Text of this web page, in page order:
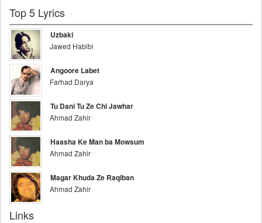
Top 5 Lyrics
Uzbaki
Jawed Habibi
Angoore Labet
Farhad Darya
Tu Dani Tu Ze Chi Jawhar
Ahmad Zahir
Haasha Ke Man ba Mowsum
Ahmad Zahir
Magar Khuda Ze Raqiban
Ahmad Zahir
Links